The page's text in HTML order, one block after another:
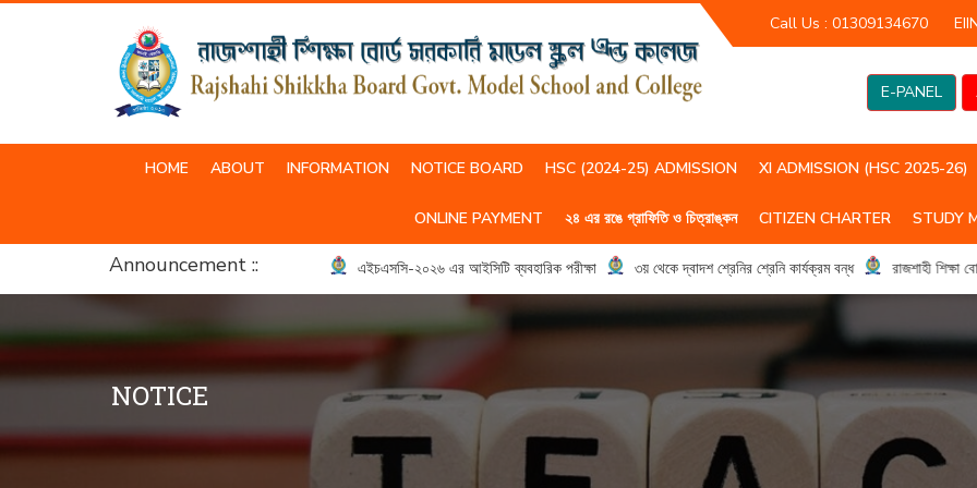
Call Us : 01309134670
E-PANEL
HOME ABOUT INFORMATION NOTICE BOARD HSC (2024-25) ADMISSION XI ADMISSION (HSC 2025-26)
ONLINE PAYMENT ২৪ এর রঙে গ্রাফিতি ও চিত্রাঙ্কন CITIZEN CHARTER STUDY
Announcement :: এইচএসসি-২০২৬ এর আইসিটি ব্যবহারিক পরীক্ষা ৩য় থেকে দ্বাদশ শ্রেনির শ্রেনি কার্যক্রম বন্ধ রাজশাহী শিক্ষা
NOTICE